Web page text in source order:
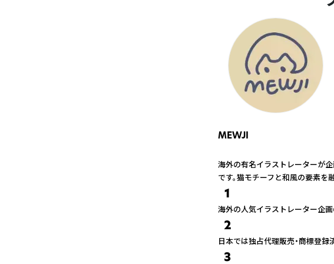
MEWJI
海外の有名イラストレーターが
です。猫モチーフと和風の要素を
1
海外の人気イラストレーター企
2
日本では独占代理販売・商標登
3